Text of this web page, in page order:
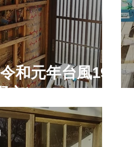
和元年台風19
市）